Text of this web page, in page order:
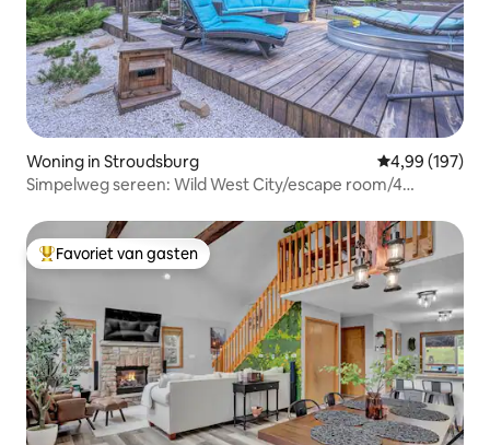
Woning in Stroudsburg Gemiddelde
4,99 (197)
Simpelweg sereen: Wild West City/escape room/4
Topfavoriet van gasten
Favoriet van gasten